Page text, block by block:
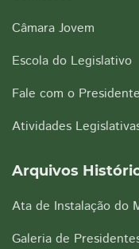
Câmara Jovem
Escola do Legislativo
Fale com o Presidente
Atividades
Arquivos
Ata de Instalação do
Galeria de